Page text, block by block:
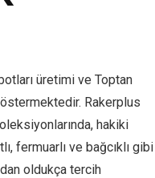
üretimi ve Toptan
Rakerplus
hakiki
fermuarlı ve bağcıklı gibi
oldukça tercih